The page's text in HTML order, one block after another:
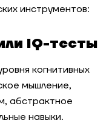
инструментов:
IQ-тесты
когнитивных
мышление,
абстрактное
навыки.